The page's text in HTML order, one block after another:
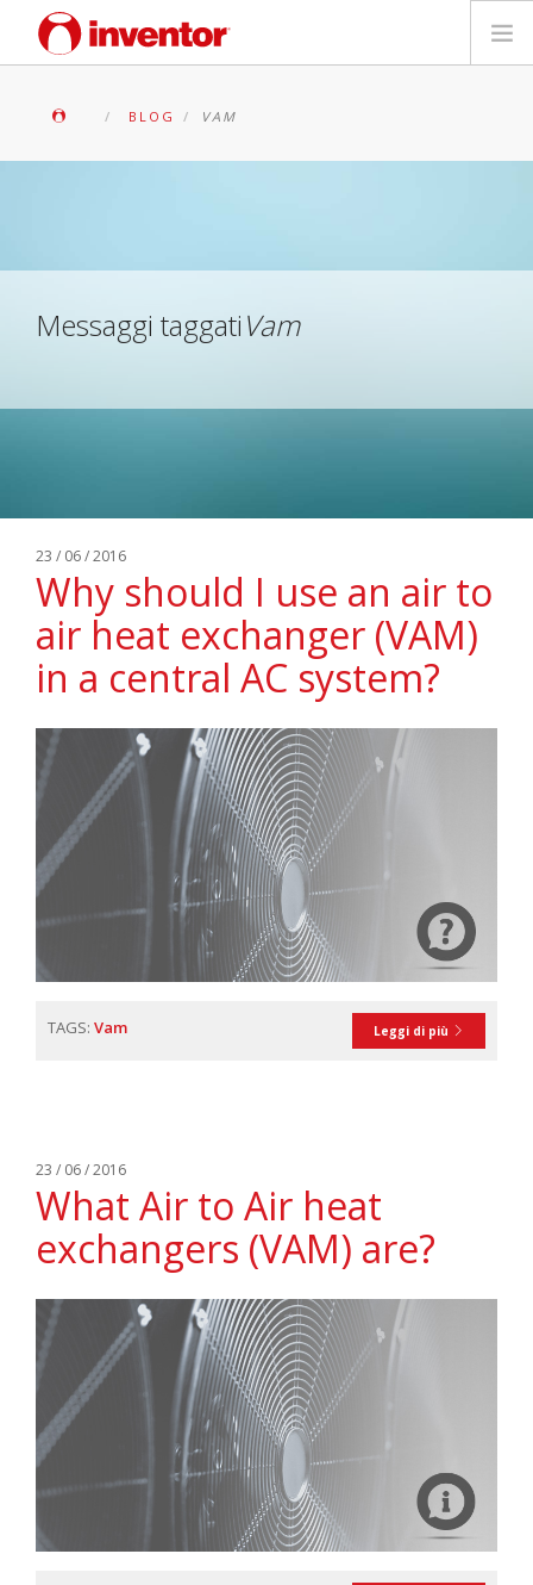
Biblioteca multimediale
Ricerca
BLOG VAM
Messaggi taggatiVam
23 / 06 / 2016
Why should I use an air to
air heat exchanger (VAM)
in a central AC system?
Leggi di più
TAGS: Vam
23 / 06 / 2016
What Air to Air heat
exchangers (VAM) are?